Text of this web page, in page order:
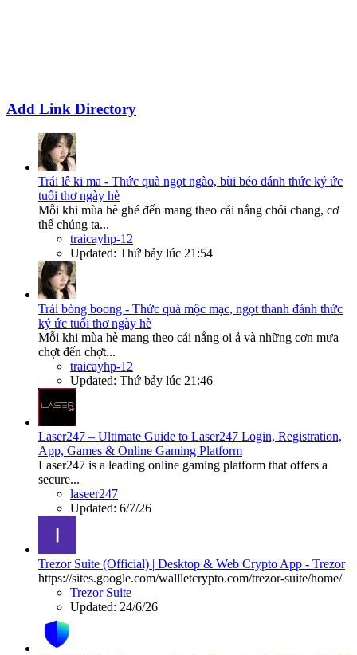
Add Link Directory
Trái lê ki ma - Thức quà ngọt ngào, bùi béo đánh thức ký ức
tuổi thơ ngày hè
Mỗi khi mùa hè ghé đến mang theo cái nắng chói chang, cơ
thể chúng ta...
traicayhp-12
Updated: Thứ bảy lúc 21:54
Trái bòng boong - Thức quà mộc mạc, ngọt thanh đánh thức
ký ức tuổi thơ ngày hè
Mỗi khi mùa hè mang theo cái nắng oi ả và những cơn mưa
chợt đến chợt...
traicayhp-12
Updated: Thứ bảy lúc 21:46
Laser247 – Ultimate Guide to Laser247 Login, Registration,
App, Games & Online Gaming Platform
Laser247 is a leading online gaming platform that offers a
secure...
laseer247
Updated: 6/7/26
Trezor Suite (Official) | Desktop & Web Crypto App - Trezor
https://sites.google.com/wallletcrypto.com/trezor-suite/home/
Trezor Suite
Updated: 24/6/26